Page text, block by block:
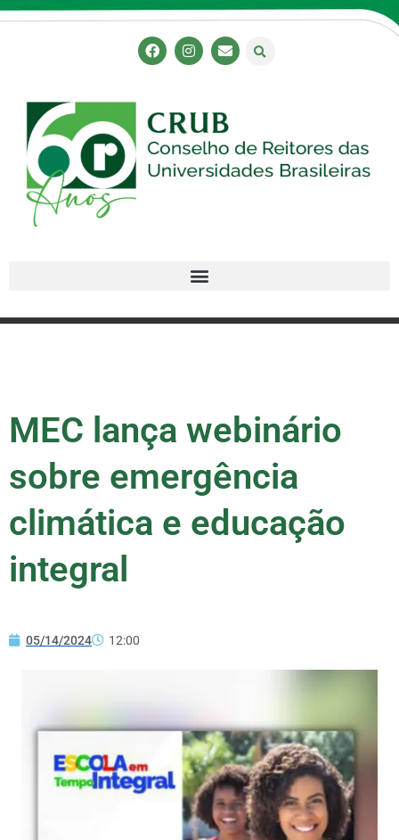
MEC lança webinário
sobre emergência
climática e educação
integral
05/14/2024 12:00